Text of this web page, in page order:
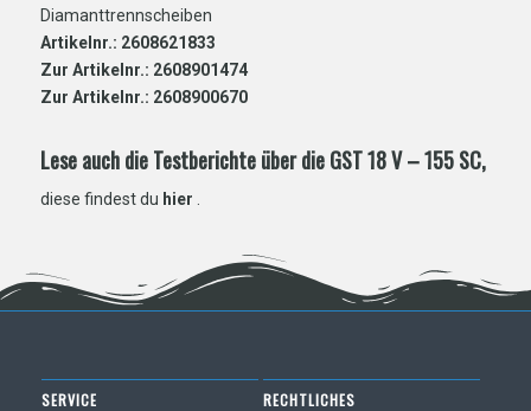
Diamanttrennscheiben
Artikelnr.: 2608621833
Zur Artikelnr.: 2608901474
Zur Artikelnr.: 2608900670
Lese auch die Testberichte über die GST 18 V – 155 SC,
diese findest du hier
SERVICE RECHTLICHES